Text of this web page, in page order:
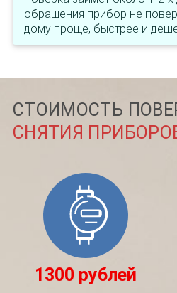
обращения прибор не
дому проще, быстрее и
СТОИМОСТЬ
СНЯТИЯ
1300 рублей